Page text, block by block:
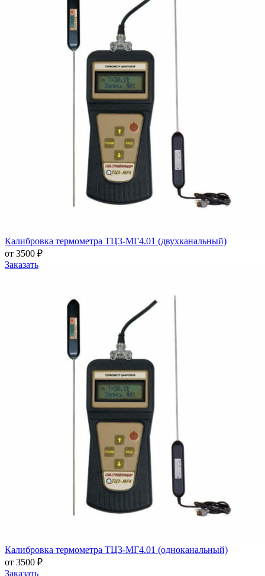
Калибровка термометра ТЦ3-МГ4.01 (двухканальный)
от 3500 ₽
Заказать
Калибровка термометра ТЦ3-МГ4.01 (одноканальный)
от 3500 ₽
Заказать